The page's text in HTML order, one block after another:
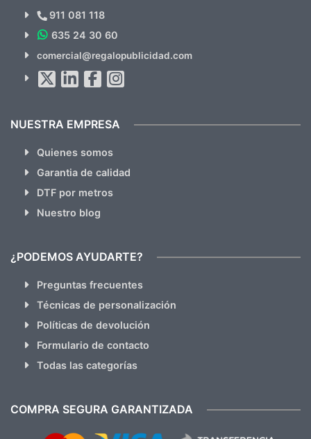
Novedades y Ofertas?
hacemos Spam)
911 081 118
635 24 30 60
comercial@regalopublicidad.com
NUESTRA EMPRESA
Quienes somos
Garantia de calidad
DTF por metros
Nuestro blog
¿PODEMOS AYUDARTE?
Preguntas frecuentes
Técnicas de personalización
Políticas de devolución
Formulario de contacto
Todas las categorías
COMPRA SEGURA GARANTIZADA